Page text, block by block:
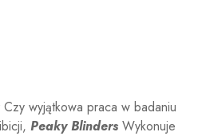
Czy wyjątkowa praca w badaniu
Peaky Blinders Wykonuje